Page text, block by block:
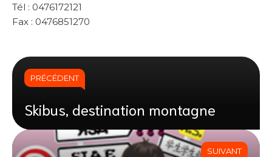
Tél : 0476172121
Fax : 0476851270
PRÉCÉDENT
Skibus, destination montagne
SUIVANT